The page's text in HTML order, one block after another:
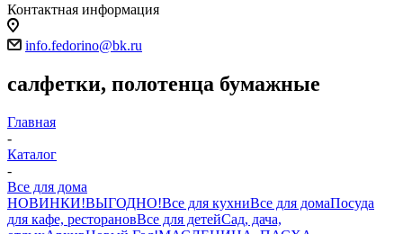
Контактная информация
info.fedorino@bk.ru
салфетки, полотенца бумажные
Главная
-
Каталог
-
Все для дома
НОВИНКИ!ВЫГОДНО!Все для кухниВсе для домаПосуда
для кафе, ресторановВсе для детейСад, дача,